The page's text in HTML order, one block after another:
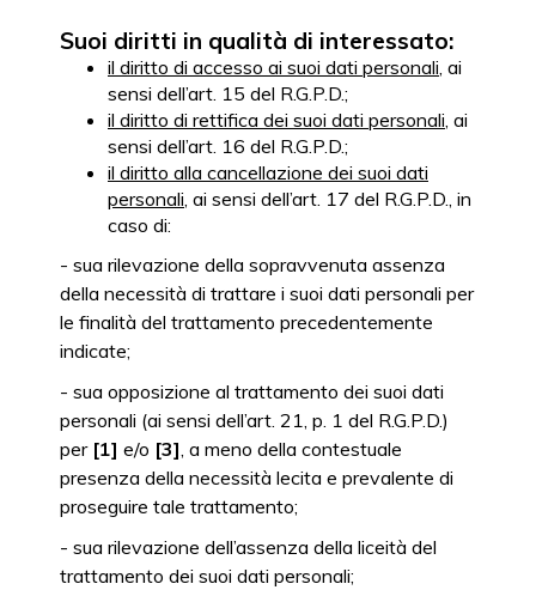
Suoi diritti in qualità di interessato:
il diritto di accesso ai suoi dati personali, ai
sensi dell’art. 15 del R.G.P.D.;
il diritto di rettifica dei suoi dati personali, ai
sensi dell’art. 16 del R.G.P.D.;
il diritto alla cancellazione dei suoi dati
personali, ai sensi dell’art. 17 del R.G.P.D., in
caso di:
- sua rilevazione della sopravvenuta assenza
della necessità di trattare i suoi dati personali per
le finalità del trattamento precedentemente
indicate;
- sua opposizione al trattamento dei suoi dati
personali (ai sensi dell’art. 21, p. 1 del R.G.P.D.)
per [1] e/o [3], a meno della contestuale
presenza della necessità lecita e prevalente di
proseguire tale trattamento;
- sua rilevazione dell’assenza della liceità del
trattamento dei suoi dati personali;